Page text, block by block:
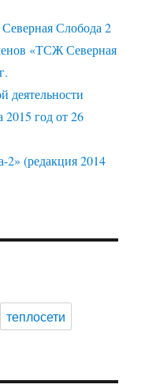
Слобода 2
«ТСЖ Северная
деятельности
год от 26
(редакция 2014
теплосети